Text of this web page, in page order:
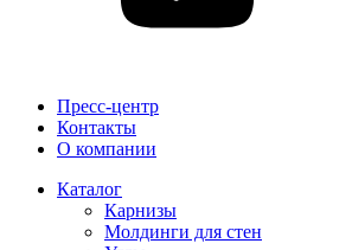
Пресс-центр
Контакты
О компании
Каталог
Карнизы
Молдинги для стен